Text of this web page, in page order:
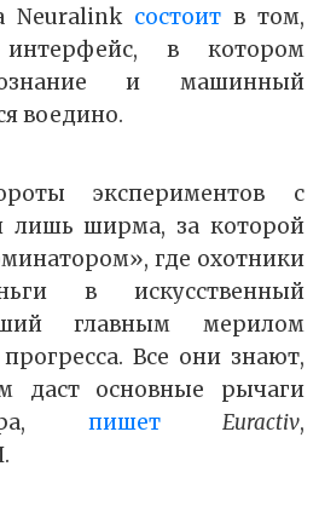
Neuralink состоит в том,
в котором
и машинный
воедино.
экспериментов с
ширма, за которой
где охотники
в искусственный
главным мерилом
Все они знают,
даст основные рычаги
пишет Euractiv,